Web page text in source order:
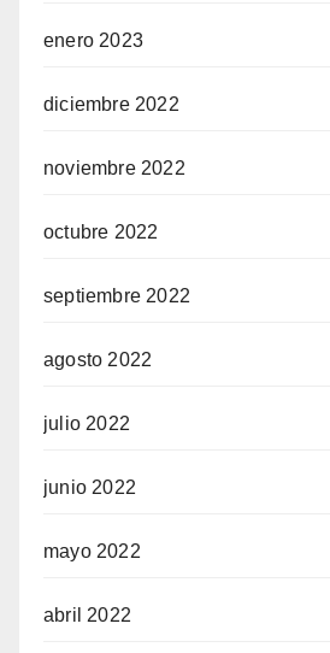
enero 2023
diciembre 2022
noviembre 2022
octubre 2022
septiembre 2022
agosto 2022
julio 2022
junio 2022
mayo 2022
abril 2022